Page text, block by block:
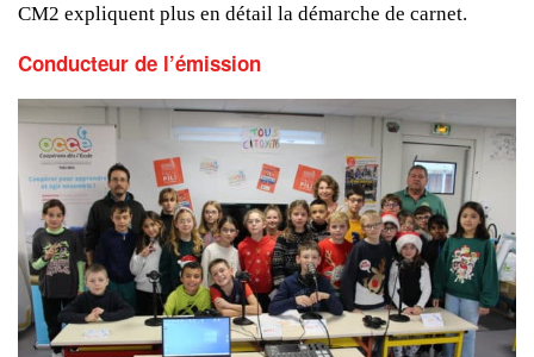
CM2 expliquent plus en détail la démarche de carnet.
Conducteur de l’émission